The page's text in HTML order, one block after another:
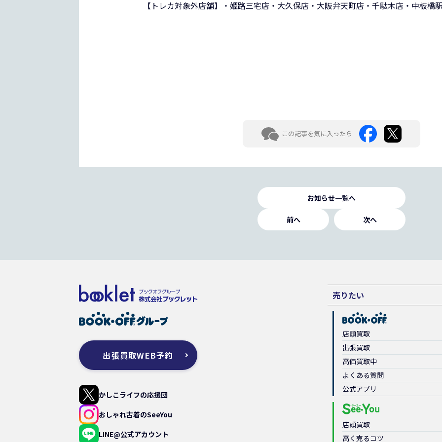
【トレカ対象外店舗】・姫路三宅店・大久保店・大阪弁天町店・千駄木店・中板橋
この記事を気に入ったら
お知らせ一覧へ
前へ 次へ
出張買取WEB予約
かしこライフの応援団
おしゃれ古着のSeeYou
LINE@公式アカウント
売りたい
店頭買取
出張買取
高価買取中
よくある質問
公式アプリ
店頭買取
高く売るコツ